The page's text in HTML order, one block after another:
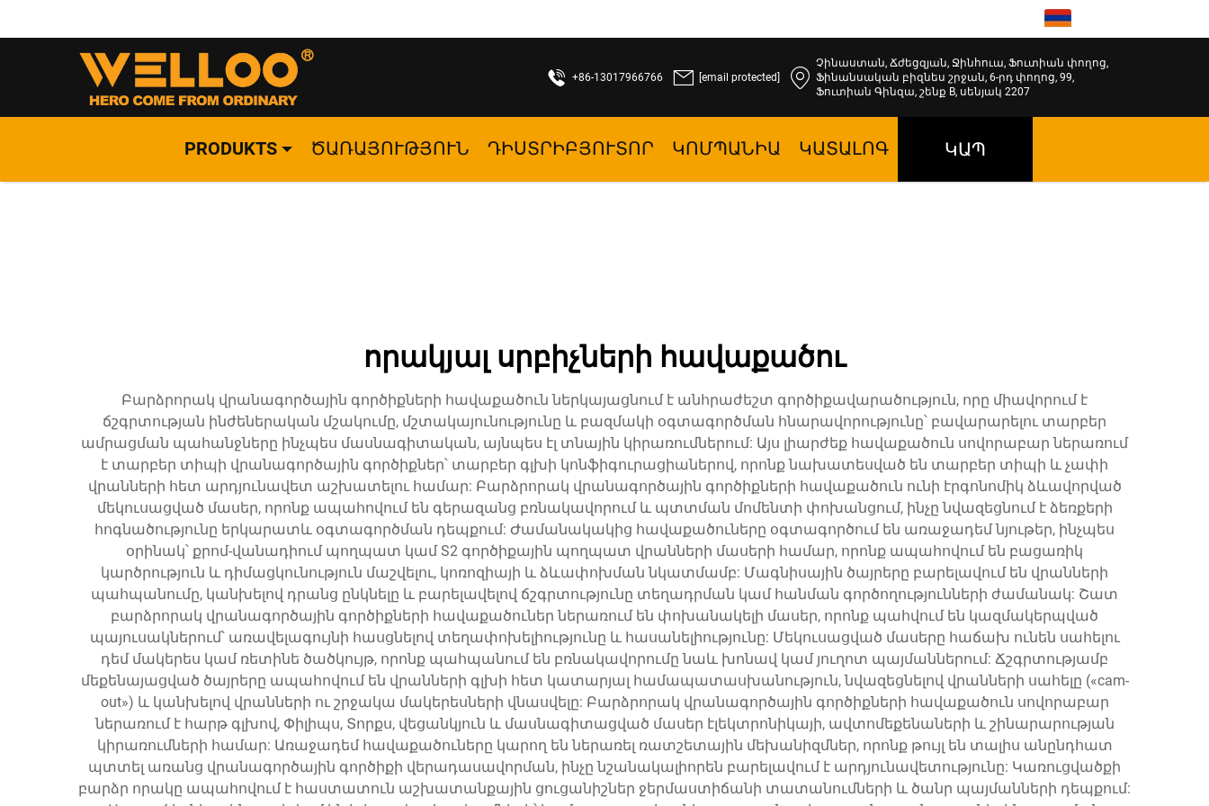
+86-13017966766 [email protected]
Չինաստան, Ճժեցզյան, Ջինհուա, Ֆուտիան փողոց,
Ֆինանսական բիզնես շրջան, 6-րդ փողոց, 99,
Ֆուտիան Գինզա, շենք B, սենյակ 2207
PRODUKTS ԾԱՌԱՅՈՒԹՅՈՒՆ ԴԻՍՏՐԻԲՅՈՒՏՈՐ ԿՈՄՊԱՆԻԱ ԿԱՏԱԼՈԳ ԿԱՊ
որակյալ սրբիչների հավաքածու
Բարձրորակ վրանագործային գործիքների հավաքածուն ներկայացնում է անհրաժեշտ գործիքավարածություն, որը միավորում է
ճշգրտության ինժեներական մշակումը, մշտակայունությունը և բազմակի օգտագործման հնարավորությունը՝ բավարարելու տարբեր
ամրացման պահանջները ինչպես մասնագիտական, այնպես էլ տնային կիրառումներում: Այս լիարժեք հավաքածուն սովորաբար ներառում
է տարբեր տիպի վրանագործային գործիքներ՝ տարբեր գլխի կոնֆիգուրացիաներով, որոնք նախատեսված են տարբեր տիպի և չափի
վրանների հետ արդյունավետ աշխատելու համար: Բարձրորակ վրանագործային գործիքների հավաքածուն ունի էրգոնոմիկ ձևավորված
մեկուսացված մասեր, որոնք ապահովում են գերազանց բռնակավորում և պտտման մոմենտի փոխանցում, ինչը նվազեցնում է ձեռքերի
հոգնածությունը երկարատև օգտագործման դեպքում: Ժամանակակից հավաքածուները օգտագործում են առաջադեմ նյութեր, ինչպես
օրինակ՝ քրոմ-վանադիում պողպատ կամ S2 գործիքային պողպատ վրանների մասերի համար, որոնք ապահովում են բացառիկ
կարծրություն և դիմացկունություն մաշվելու, կոռոզիայի և ձևափոխման նկատմամբ: Մագնիսային ծայրերը բարելավում են վրանների
պահպանումը, կանխելով դրանց ընկնելը և բարելավելով ճշգրտությունը տեղադրման կամ հանման գործողությունների ժամանակ: Շատ
բարձրորակ վրանագործային գործիքների հավաքածուներ ներառում են փոխանակելի մասեր, որոնք պահվում են կազմակերպված
պայուսակներում՝ առավելագույնի հասցնելով տեղափոխելիությունը և հասանելիությունը: Մեկուսացված մասերը հաճախ ունեն սահելու
դեմ մակերես կամ ռետինե ծածկույթ, որոնք պահպանում են բռնակավորումը նաև խոնավ կամ յուղոտ պայմաններում: Ճշգրտությամբ
մեքենայացված ծայրերը ապահովում են վրանների գլխի հետ կատարյալ համապատասխանություն, նվազեցնելով վրանների սահելը («cam-
out») և կանխելով վրանների ու շրջակա մակերեսների վնասվելը: Բարձրորակ վրանագործային գործիքների հավաքածուն սովորաբար
ներառում է հարթ գլխով, Փիլիպս, Տորքս, վեցանկյուն և մասնագիտացված մասեր էլեկտրոնիկայի, ավտոմեքենաների և շինարարության
կիրառումների համար: Առաջադեմ հավաքածուները կարող են ներառել ռատշետային մեխանիզմներ, որոնք թույլ են տալիս անընդհատ
պտտել առանց վրանագործային գործիքի վերադասավորման, ինչը նշանակալիորեն բարելավում է արդյունավետությունը: Կառուցվածքի
բարձր որակը ապահովում է հաստատուն աշխատանքային ցուցանիշներ ջերմաստիճանի տատանումների և ծանր պայմանների դեպքում: